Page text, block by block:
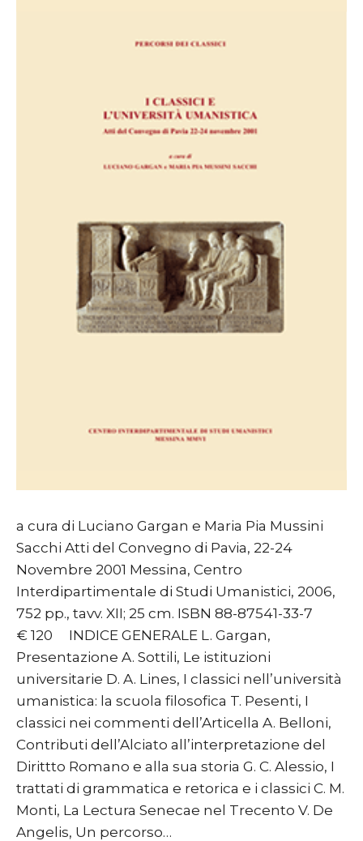
a cura di Luciano Gargan e Maria Pia Mussini
Sacchi Atti del Convegno di Pavia, 22-24
Novembre 2001 Messina, Centro
Interdipartimentale di Studi Umanistici, 2006,
752 pp., tavv. XII; 25 cm. ISBN 88-87541-33-7
€ 120 INDICE GENERALE L. Gargan,
Presentazione A. Sottili, Le istituzioni
universitarie D. A. Lines, I classici nell’università
umanistica: la scuola filosofica T. Pesenti, I
classici nei commenti dell’Articella A. Belloni,
Contributi dell’Alciato all’interpretazione del
Dirittto Romano e alla sua storia G. C. Alessio, I
trattati di grammatica e retorica e i classici C. M.
Monti, La Lectura Senecae nel Trecento V. De
Angelis, Un percorso…